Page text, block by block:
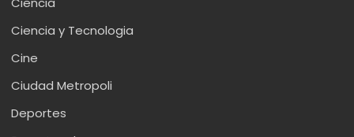
Ciencia y Tecnologia
Cine
Ciudad Metropoli
Deportes